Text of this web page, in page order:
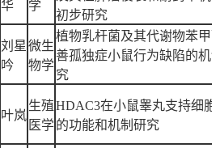
华
学
初步研究
刘星
吟
微生
物学
植物乳杆菌及其代谢物苯甲
善孤独症小鼠行为缺陷的机
究
叶岚
生殖
医学
HDAC3在小鼠睾丸支持细胞
的功能和机制研究